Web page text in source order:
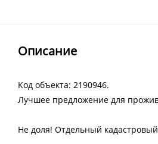
Описание
Код объекта: 2190946.
Лучшее предложение для
Не доля! Отдельный